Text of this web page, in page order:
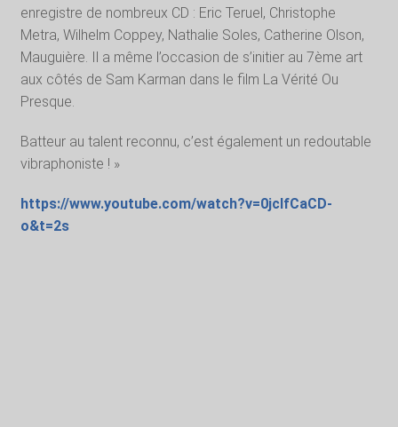
enregistre de nombreux CD : Eric Teruel, Christophe
Metra, Wilhelm Coppey, Nathalie Soles, Catherine Olson,
Mauguière. Il a même l’occasion de s’initier au 7ème art
aux côtés de Sam Karman dans le film La Vérité Ou
Presque.
Batteur au talent reconnu, c’est également un redoutable
vibraphoniste ! »
https://www.youtube.com/watch?v=0jclfCaCD-
o&t=2s